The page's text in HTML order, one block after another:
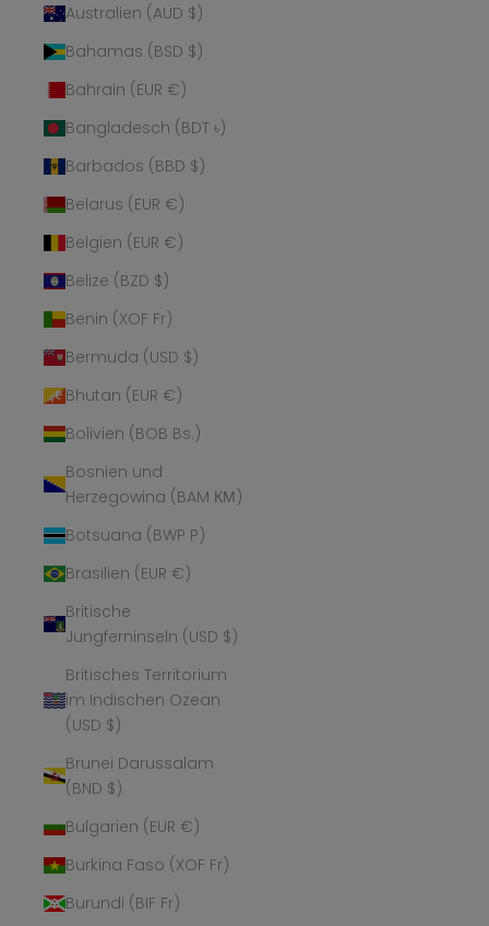
Australien (AUD $)
Bahamas (BSD $)
Bahrain (EUR €)
Bangladesch (BDT ৳)
Barbados (BBD $)
Belarus (EUR €)
Belgien (EUR €)
Belize (BZD $)
Benin (XOF Fr)
Bermuda (USD $)
Bhutan (EUR €)
Bolivien (BOB Bs.)
Bosnien und
Herzegowina (BAM КМ)
Botsuana (BWP P)
Brasilien (EUR €)
Britische
Jungferninseln (USD $)
Britisches Territorium
im Indischen Ozean
(USD $)
Brunei Darussalam
(BND $)
Bulgarien (EUR €)
Burkina Faso (XOF Fr)
Burundi (BIF Fr)